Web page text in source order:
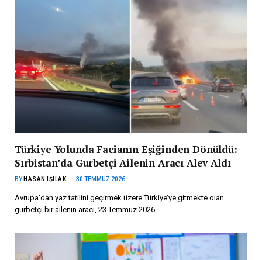
Türkiye Yolunda Facianın Eşiğinden Dönüldü:
Sırbistan’da Gurbetçi Ailenin Aracı Alev Aldı
BY HASAN IŞILAK 30 TEMMUZ 2026
Avrupa’dan yaz tatilini geçirmek üzere Türkiye’ye gitmekte olan
gurbetçi bir ailenin aracı, 23 Temmuz 2026…